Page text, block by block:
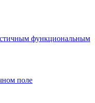
функциональным
поле